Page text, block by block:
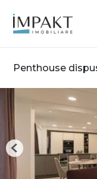
Penthouse
Previous